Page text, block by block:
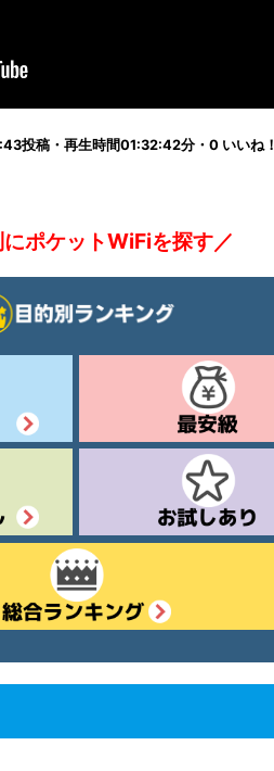
投稿・再生時間01:32:42分・0 いいね！
にポケットWiFiを探す／